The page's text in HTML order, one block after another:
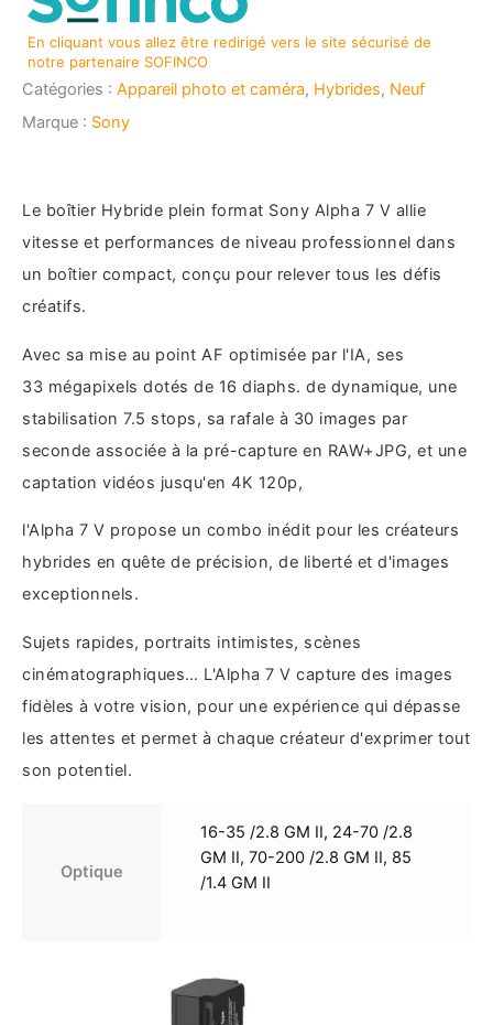
En cliquant vous allez être redirigé vers le site sécurisé de
notre partenaire SOFINCO
Catégories : Appareil photo et caméra, Hybrides, Neuf
Marque : Sony
Le boîtier Hybride plein format Sony Alpha 7 V allie
vitesse et performances de niveau professionnel dans
un boîtier compact, conçu pour relever tous les défis
créatifs.
Avec sa mise au point AF optimisée par l'IA, ses
33 mégapixels dotés de 16 diaphs. de dynamique, une
stabilisation 7.5 stops, sa rafale à 30 images par
seconde associée à la pré-capture en RAW+JPG, et une
captation vidéos jusqu'en 4K 120p,
l'Alpha 7 V propose un combo inédit pour les créateurs
hybrides en quête de précision, de liberté et d'images
exceptionnels.
Sujets rapides, portraits intimistes, scènes
cinématographiques… L'Alpha 7 V capture des images
fidèles à votre vision, pour une expérience qui dépasse
les attentes et permet à chaque créateur d'exprimer tout
son potentiel.
Optique
16-35 /2.8 GM II, 24-70 /2.8
GM II, 70-200 /2.8 GM II, 85
/1.4 GM II